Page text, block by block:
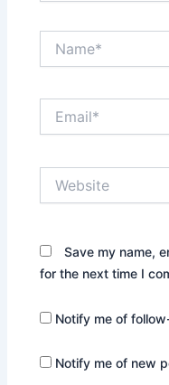
Save my name,
for the next time I
Notify me of
Notify me of new